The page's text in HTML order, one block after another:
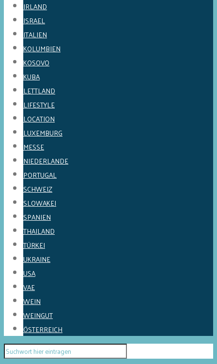
IRLAND
ISRAEL
ITALIEN
KOLUMBIEN
KOSOVO
KUBA
LETTLAND
LIFESTYLE
LOCATION
LUXEMBURG
MESSE
NIEDERLANDE
PORTUGAL
SCHWEIZ
SLOWAKEI
SPANIEN
THAILAND
TÜRKEI
UKRAINE
USA
VAE
WEIN
WEINGUT
ÖSTERREICH